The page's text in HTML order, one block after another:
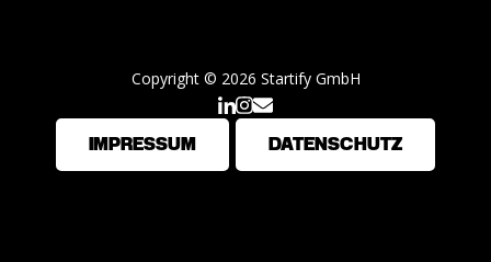
Copyright © 2026 Startify GmbH
IMPRESSUM DATENSCHUTZ